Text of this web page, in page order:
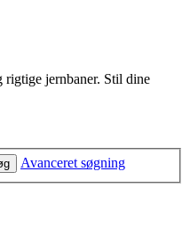
rigtige jernbaner. Stil dine
Avanceret søgning